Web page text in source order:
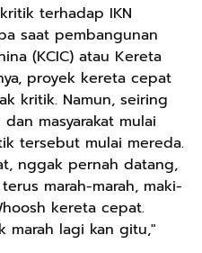
terhadap IKN
saat pembangunan
(KCIC) atau Kereta
proyek kereta cepat
kritik. Namun, seiring
masyarakat mulai
tersebut mulai mereda.
nggak pernah datang,
marah-marah, maki-
kereta cepat.
marah lagi kan gitu,"